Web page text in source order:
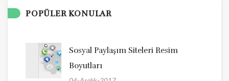
POPÜLER KONULAR
Sosyal Paylaşım Siteleri Resim
Boyutları